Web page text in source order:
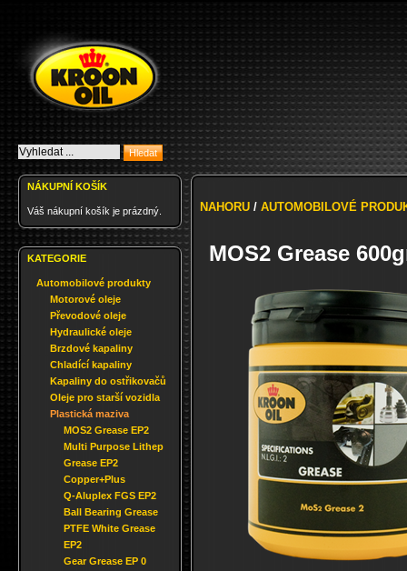
NÁKUPNÍ KOŠÍK
Váš nákupní košík je prázdný.
KATEGORIE
Automobilové produkty
Motorové oleje
Převodové oleje
Hydraulické oleje
Brzdové kapaliny
Chladící kapaliny
Kapaliny do ostřikovačů
Oleje pro starší vozidla
Plastická maziva
MOS2 Grease EP2
Multi Purpose Lithep
Grease EP2
Copper+Plus
Q-Aluplex FGS EP2
Ball Bearing Grease
PTFE White Grease
EP2
Gear Grease EP 0
NAHORU / AUTOMOBILOVÉ
MOS2 Grease